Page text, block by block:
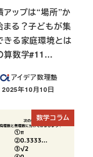
アップは“場所”か
まる？子どもが集
きる家庭環境とは
算数学#11…
アイデア数理塾
投稿日
2025年10月10日
数学コラム